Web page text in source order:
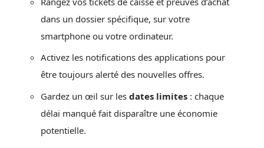
dans un dossier spécifique, sur votre
smartphone ou votre ordinateur.
Activez les notifications des applications pour
être toujours alerté des nouvelles offres.
Gardez un œil sur les dates limites : chaque
délai manqué fait disparaître une économie
potentielle.